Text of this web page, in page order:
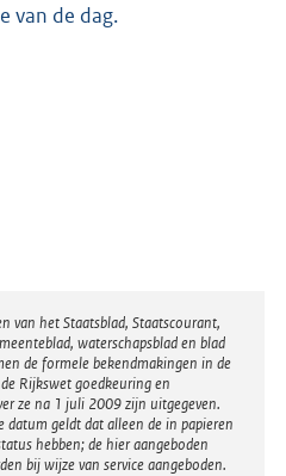
van de dag.
van het Staatsblad, Staatscourant,
waterschapsblad en blad
de formele bekendmakingen in de
Rijkswet goedkeuring en
ze na 1 juli 2009 zijn uitgegeven.
datum geldt dat alleen de in papieren
hebben; de hier aangeboden
bij wijze van service aangeboden.